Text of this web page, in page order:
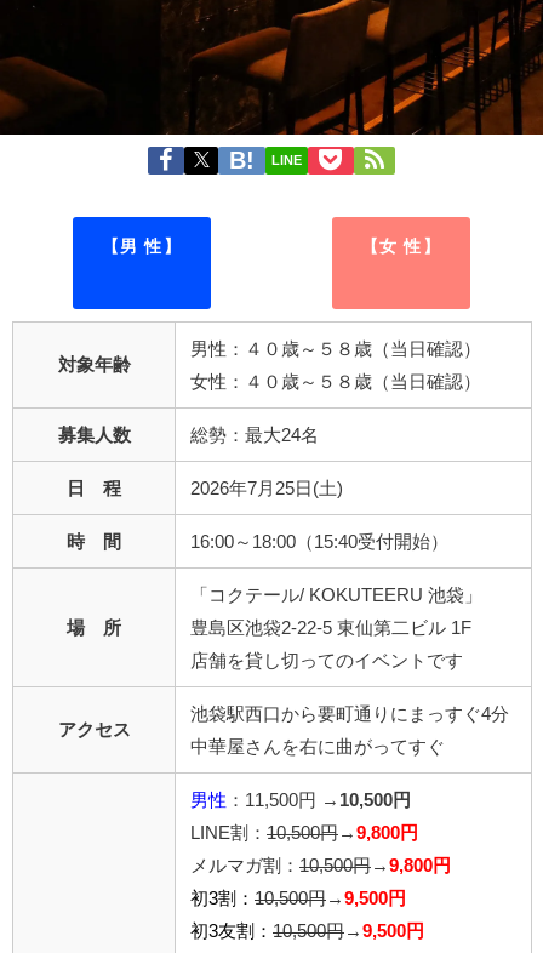
LINE
【男 性】 【女 性】
対象年齢
男性：４０歳～５８歳（当日確認）
女性：４０歳～５８歳（当日確認）
募集人数 総勢：最大24名
日 程 2026年7月25日(土)
時 間 16:00～18:00（15:40受付開始）
場 所
「コクテール/ KOKUTEERU 池袋」
豊島区池袋2-22-5 東仙第二ビル 1F
店舗を貸し切ってのイベントです
アクセス
池袋駅西口から要町通りにまっすぐ4分
中華屋さんを右に曲がってすぐ
男性 ：11,500円 → 10,500 円
LINE割： 10,500円 → 9,800円
メルマガ割： 10,500円 → 9,800円
初3割： 10,500円 → 9,500円
初3友割： 10,500円 → 9,500円